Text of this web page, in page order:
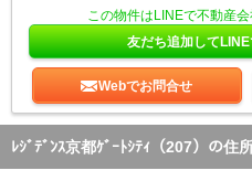
この物件はLINEで不動産
友だち追加して
Webでお問合せ
ﾚｼﾞﾃﾞﾝｽ京都ｹﾞｰﾄｼﾃｨ（207）の住